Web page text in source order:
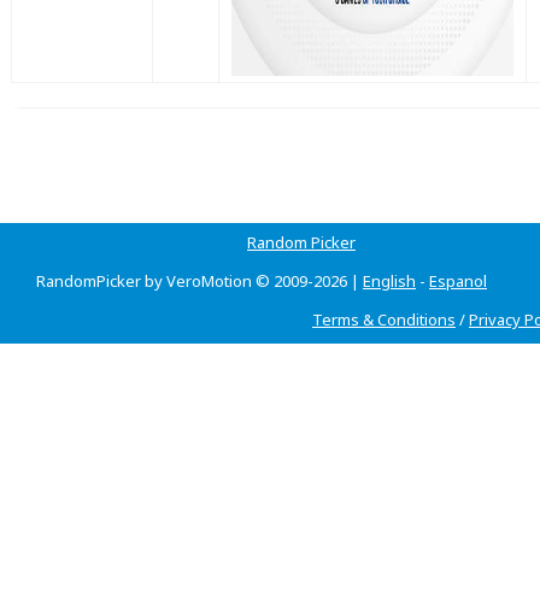
Random Picker
RandomPicker by VeroMotion © 2009-2026 | English - Espanol
Terms & Conditions /Privacy